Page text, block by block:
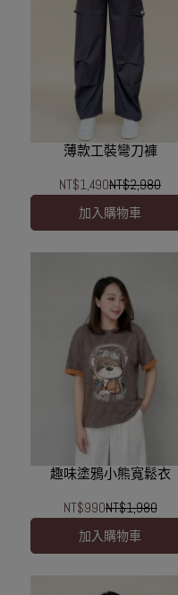
薄款工裝彎刀褲
NT$1,490NT$2,980
加入購物車
趣味塗鴉小熊寬鬆衣
NT$990NT$1,980
加入購物車